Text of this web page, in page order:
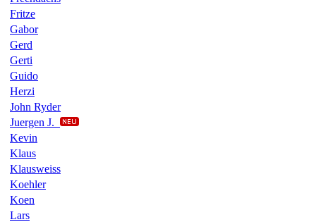
Fritze
Gabor
Gerd
Gerti
Guido
Herzi
John Ryder
Juergen J.
Kevin
Klaus
Klausweiss
Koehler
Koen
Lars